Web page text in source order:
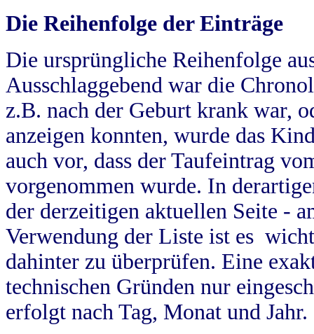
Die Reihenfolge der Einträge
Die ursprüngliche Reihenfolge
Ausschlaggebend war die
z.B. nach der Geburt krank war,
anzeigen konnten, wurde das
auch vor, dass der Taufeintrag
vorgenommen wurde. In
der derzeitigen aktuellen Seite -
Verwendung der Liste ist es
dahinter zu überprüfen. Eine
technischen Gründen nur
erfolgt nach Tag, Monat und Jahr.